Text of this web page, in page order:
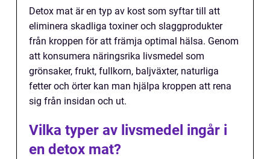
Detox mat är en typ av kost som syftar till att
eliminera skadliga toxiner och slaggprodukter
från kroppen för att främja optimal hälsa. Genom
att konsumera näringsrika livsmedel som
grönsaker, frukt, fullkorn, baljväxter, naturliga
fetter och örter kan man hjälpa kroppen att rena
sig från insidan och ut.
Vilka typer av livsmedel ingår i
en detox mat?